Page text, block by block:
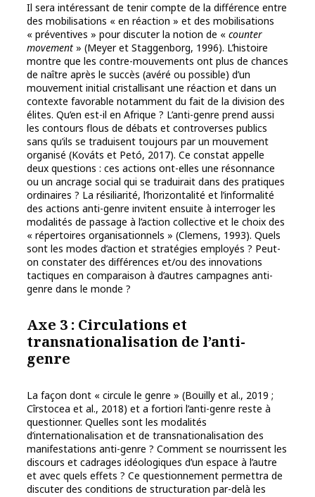
Il sera intéressant de tenir compte de la différence entre
des mobilisations « en réaction » et des mobilisations
« préventives » pour discuter la notion de « counter
movement » (Meyer et Staggenborg, 1996). L’histoire
montre que les contre-mouvements ont plus de chances
de naître après le succès (avéré ou possible) d’un
mouvement initial cristallisant une réaction et dans un
contexte favorable notamment du fait de la division des
élites. Qu’en est-il en Afrique ? L’anti-genre prend aussi
les contours flous de débats et controverses publics
sans qu’ils se traduisent toujours par un mouvement
organisé (Kováts et Petó, 2017). Ce constat appelle
deux questions : ces actions ont-elles une résonnance
ou un ancrage social qui se traduirait dans des pratiques
ordinaires ? La résiliarité, l’horizontalité et l’informalité
des actions anti-genre invitent ensuite à interroger les
modalités de passage à l’action collective et le choix des
« répertoires organisationnels » (Clemens, 1993). Quels
sont les modes d’action et stratégies employés ? Peut-
on constater des différences et/ou des innovations
tactiques en comparaison à d’autres campagnes anti-
genre dans le monde ?
Axe 3 : Circulations et
transnationalisation de l’anti-
genre
La façon dont « circule le genre » (Bouilly et al., 2019 ;
Cîrstocea et al., 2018) et a fortiori l’anti-genre reste à
questionner. Quelles sont les modalités
d’internationalisation et de transnationalisation des
manifestations anti-genre ? Comment se nourrissent les
discours et cadrages idéologiques d’un espace à l’autre
et avec quels effets ? Ce questionnement permettra de
discuter des conditions de structuration par-delà les